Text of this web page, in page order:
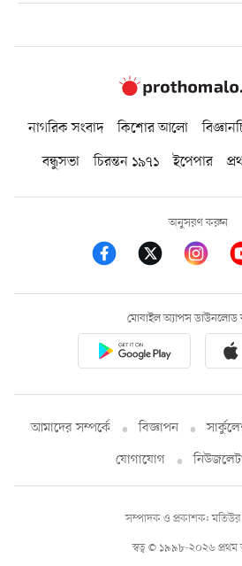
নাগরিক সংবাদ কিশোর আলো
বন্ধুসভা
চিরন্তন ১৯৭১ ইপেপার
অনুসরণ করুন
মোবাইল অ্যাপস
আমাদের সম্পর্কে বিজ্ঞাপন
যোগাযোগ
স্বত্ব © ১৯৯৮-২০২৬
সম্পাদক ও প্রকাশক: মতিউর